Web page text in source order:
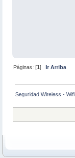
Páginas: [1]Ir Arriba
Seguridad Wireless - Wifi